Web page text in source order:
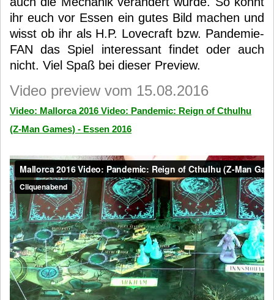
ihr euch vor Essen ein gutes Bild machen und
wisst ob ihr als H.P. Lovecraft bzw. Pandemie-
FAN das Spiel interessant findet oder auch
nicht. Viel Spaß bei dieser Preview.
Video preview vom 15.08.2016
Video: Mallorca 2016 Video: Pandemic: Reign of Cthulhu
(Z-Man Games) - Essen 2016